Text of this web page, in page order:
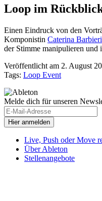
Loop im
Einen Eindruck von den
Komponistin Caterina Barbieri
der Stimme manipulieren und
Veröffentlicht am 2. August
Tags: Loop Event
Melde dich für unseren
Live, Push oder Move
Über Ableton
Stellenangebote